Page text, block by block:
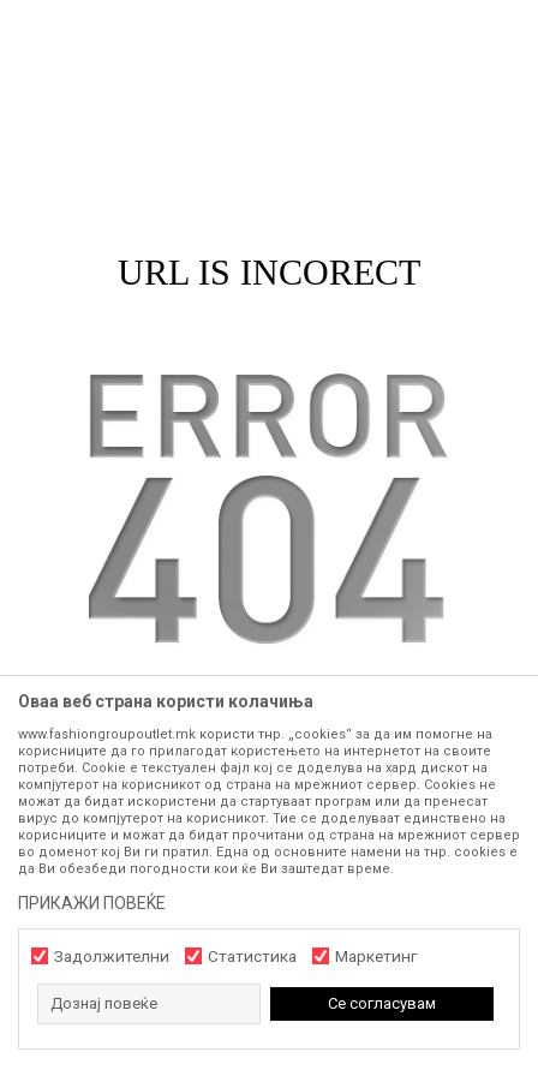
URL IS INCORECT
website:https://www.fashiongroupoutlet.mk
GO TO HOME
Оваа веб страна користи колачиња
www.fashiongroupoutlet.mk користи тнр. „cookies“ за да им помогне на
корисниците да го прилагодат користењето на интернетот на своите
потреби. Cookie е текстуален фајл кој се доделува на хард дискот на
компјутерот на корисникот од страна на мрежниот сервер. Cookies не
можат да бидат искористени да стартуваат програм или да пренесат
вирус до компјутерот на корисникот. Тие се доделуваат единствено на
корисниците и можат да бидат прочитани од страна на мрежниот сервер
во доменот кој Ви ги пратил. Една од основните намени на тнр. сookies е
да Ви обезбеди погодности кои ќе Ви заштедат време.
ПРИКАЖИ ПОВЕЌЕ
Задолжителни Статистика Маркетинг
Дознај повеќе Се согласувам